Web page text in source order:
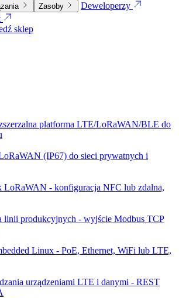
Zasoby
Deweloperzy
sklep
platforma LTE/LoRaWAN/BLE do
(IP67) do sieci prywatnych i
- konfiguracja NFC lub zdalna,
linii produkcyjnych - wyjście Modbus TCP
Linux - PoE, Ethernet, WiFi lub LTE,
urządzeniami LTE i danymi - REST